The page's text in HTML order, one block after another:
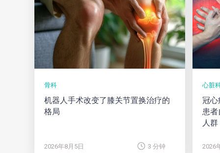
骨科
机器人手术改变了膝关节置换治疗的
格局
2026年8月5日 3 分钟
心脏
冠心
患
人群
2026